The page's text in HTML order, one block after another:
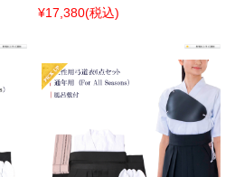
¥17,380(税込)